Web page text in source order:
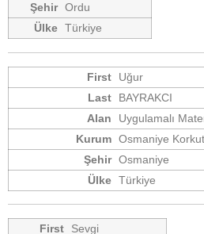
Ordu
Türkiye
Uğur
BAYRAKCI
Uygulamalı
Osmaniye
Osmaniye
Türkiye
Sevgi